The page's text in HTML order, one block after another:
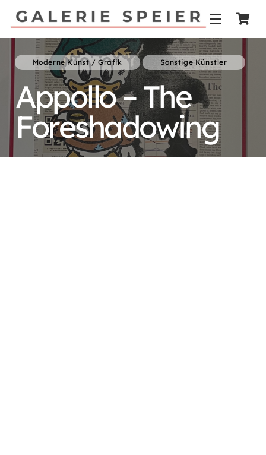
Moderne Kunst / Grafik Sonstige Künstler
Appollo – The
Foreshadowing